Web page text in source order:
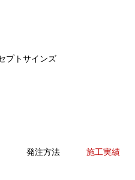
発注方法 施工実績